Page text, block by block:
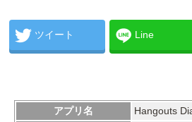
ツイート Line
アプリ名
Hangouts